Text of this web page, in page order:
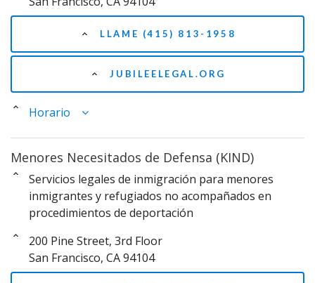
LLAME (415) 813-1958
JUBILEELEGAL.ORG
Horario
Menores Necesitados de Defensa (KIND)
Servicios legales de inmigración para menores
inmigrantes y refugiados no acompañados en
procedimientos de deportación
200 Pine Street, 3rd Floor
San Francisco, CA 94104